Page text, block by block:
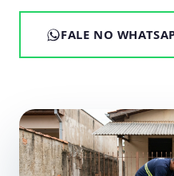
FALE NO